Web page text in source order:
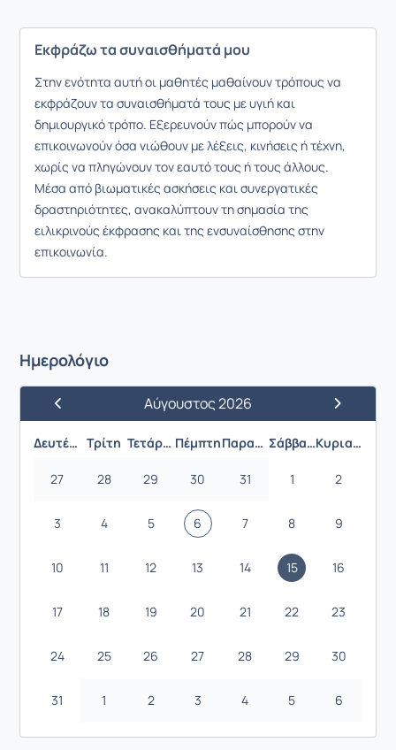
Εκφράζω τα συναισθήματά μου
Στην ενότητα αυτή οι μαθητές μαθαίνουν τρόπους να
εκφράζουν τα συναισθήματά τους με υγιή και
δημιουργικό τρόπο. Εξερευνούν πώς μπορούν να
επικοινωνούν όσα νιώθουν με λέξεις, κινήσεις ή τέχνη,
χωρίς να πληγώνουν τον εαυτό τους ή τους άλλους.
Μέσα από βιωματικές ασκήσεις και συνεργατικές
δραστηριότητες, ανακαλύπτουν τη σημασία της
ειλικρινούς έκφρασης και της ενσυναίσθησης στην
επικοινωνία.
Ημερολόγιο
Προηγούμενος ΜήναςΑύγουστος 2026
Επόμενος
Δευτέρα Τρίτη Τετάρτη Πέμπτη Παρασκευή Σάββατο Κυριακή
27 28 29 30 31 1 2
3 4 5 6 7 8 9
10 11 12 13 14 15 16
17 18 19 20 21 22 23
24 25 26 27 28 29 30
31 1 2 3 4 5 6